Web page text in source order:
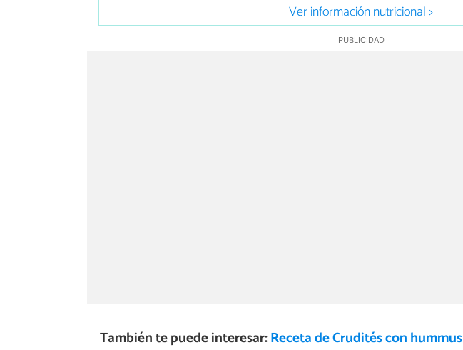
Ver información nutricional >
También te puede interesar:Receta de Crudités con hummus